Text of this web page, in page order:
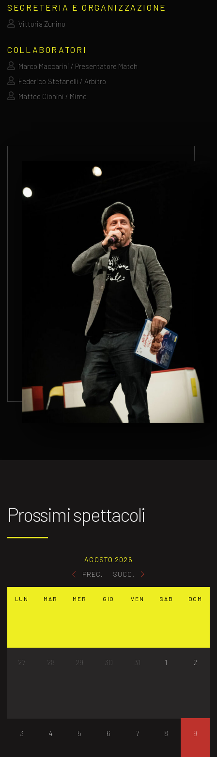
SEGRETERIA E ORGANIZZAZIONE
Vittoria Zunino
COLLABORATORI
Marco Maccarini / Presentatore Match
Federico Stefanelli / Arbitro
Matteo Cionini / Mimo
Prossimi spettacoli
PREC.
AGOSTO 2026
SUCC.
LUN MAR MER GIO VEN SAB DOM
27 28 29 30 31 1 2
3 4 5 6 7 8 9